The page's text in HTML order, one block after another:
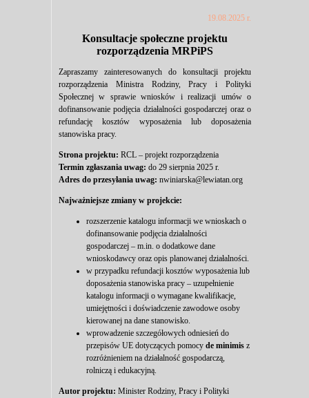
19.08.2025 r.
Konsultacje społeczne projektu
rozporządzenia MRPiPS
Zapraszamy zainteresowanych do konsultacji projektu
rozporządzenia Ministra Rodziny, Pracy i Polityki
Społecznej w sprawie wniosków i realizacji umów o
dofinansowanie podjęcia działalności gospodarczej oraz o
refundację kosztów wyposażenia lub doposażenia
stanowiska pracy.
Strona projektu: RCL – projekt rozporządzenia
Termin zgłaszania uwag: do 29 sierpnia 2025 r.
Adres do przesyłania uwag: nwiniarska@lewiatan.org
Najważniejsze zmiany w projekcie:
rozszerzenie katalogu informacji we wnioskach o
dofinansowanie podjęcia działalności
gospodarczej – m.in. o dodatkowe dane
wnioskodawcy oraz opis planowanej działalności.
w przypadku refundacji kosztów wyposażenia lub
doposażenia stanowiska pracy – uzupełnienie
katalogu informacji o wymagane kwalifikacje,
umiejętności i doświadczenie zawodowe osoby
kierowanej na dane stanowisko.
wprowadzenie szczegółowych odniesień do
przepisów UE dotyczących pomocy de minimis z
rozróżnieniem na działalność gospodarczą,
rolniczą i edukacyjną.
Autor projektu: Minister Rodziny, Pracy i Polityki